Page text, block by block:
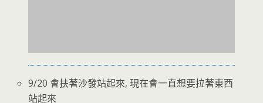
9/20 會扶著沙發站起來, 現在會一直想要拉著東西
站起來